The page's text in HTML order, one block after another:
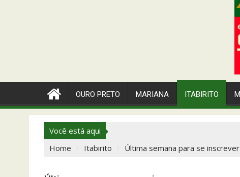
OURO PRETO MARIANA ITABIRITO
Você está aqui
Home
Itabirito Última semana para se